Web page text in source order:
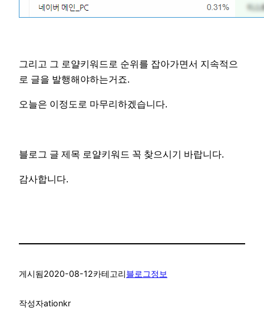
그리고 그 로얄키워드로 순위를 잡아가면서 지속적으
로 글을 발행해야하는거죠.
오늘은 이정도로 마무리하겠습니다.
블로그 글 제목 로얄키워드 꼭 찾으시기 바랍니다.
감사합니다.
게시됨2020-08-12카테고리블로그정보
작성자ationkr